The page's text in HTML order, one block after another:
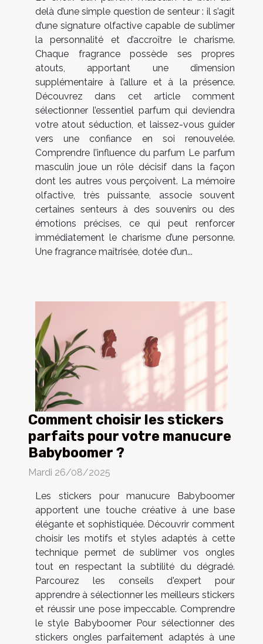
delà d’une simple question de senteur : il s’agit
d’une signature olfactive capable de sublimer
la personnalité et d’accroître le charisme.
Chaque fragrance possède ses propres
atouts, apportant une dimension
supplémentaire à l’allure et à la présence.
Découvrez dans cet article comment
sélectionner l’essentiel parfum qui deviendra
votre atout séduction, et laissez-vous guider
vers une confiance en soi renouvelée.
Comprendre l’influence du parfum Le parfum
masculin joue un rôle décisif dans la façon
dont les autres vous perçoivent. La mémoire
olfactive, très puissante, associe souvent
certaines senteurs à des souvenirs ou des
émotions précises, ce qui peut renforcer
immédiatement le charisme d’une personne.
Une fragrance maîtrisée, dotée d’un...
Comment choisir les stickers
parfaits pour votre manucure
Babyboomer ?
Mardi 26/08/2025
Les stickers pour manucure Babyboomer
apportent une touche créative à une base
élégante et sophistiquée. Découvrir comment
choisir les motifs et styles adaptés à cette
technique permet de sublimer vos ongles
tout en respectant la subtilité du dégradé.
Parcourez les conseils d'expert pour
apprendre à sélectionner les meilleurs stickers
et réussir une pose impeccable. Comprendre
le style Babyboomer Pour sélectionner des
stickers ongles parfaitement adaptés à une